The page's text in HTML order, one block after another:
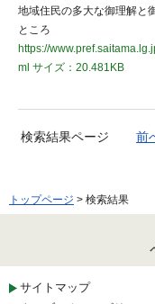
地域住民の多大な御理解と
ところ
https://
ml サイズ：20.481KB
検索結果ページ 前
トップページ > 検索結果
サイトマップ